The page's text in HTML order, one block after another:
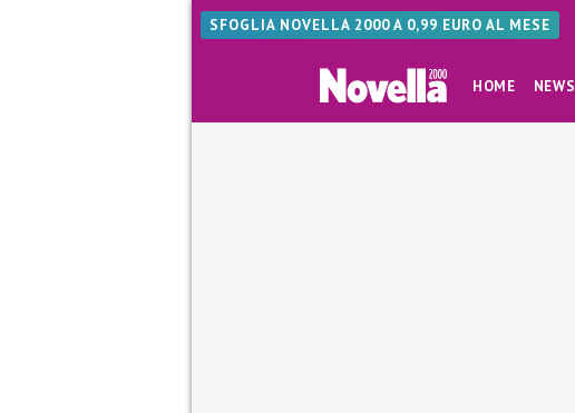
SFOGLIA NOVELLA 2000 A 0,99 EURO AL MESE
HOME NEWS